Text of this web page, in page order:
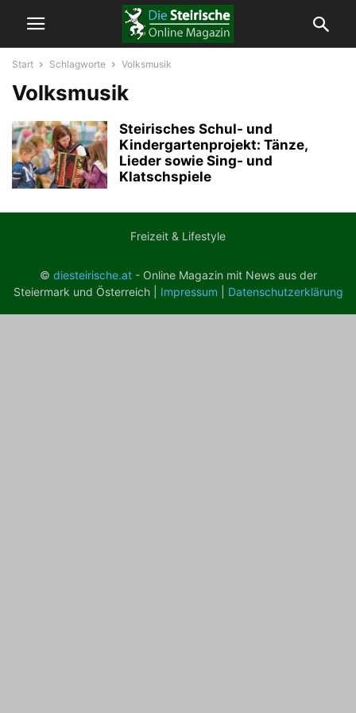
Start Schlagworte Volksmusik
Volksmusik
Steirisches Schul- und
Kindergartenprojekt: Tänze,
Lieder sowie Sing- und
Klatschspiele
Freizeit & Lifestyle
© diesteirische.at- Online Magazin mit News aus der
Steiermark und Österreich | Impressum Datenschutzerklärung